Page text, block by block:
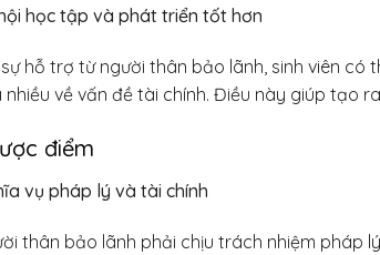
học tập và phát triển tốt hơn
hỗ trợ từ người thân bảo lãnh, sinh viên
nhiều về vấn đề tài chính. Điều này giúp tạo
điểm
vụ pháp lý và tài chính
thân bảo lãnh phải chịu trách nhiệm pháp